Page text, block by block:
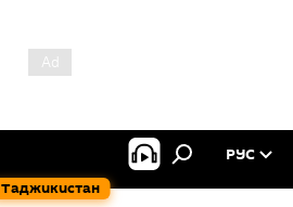
Таджикистан
РУС